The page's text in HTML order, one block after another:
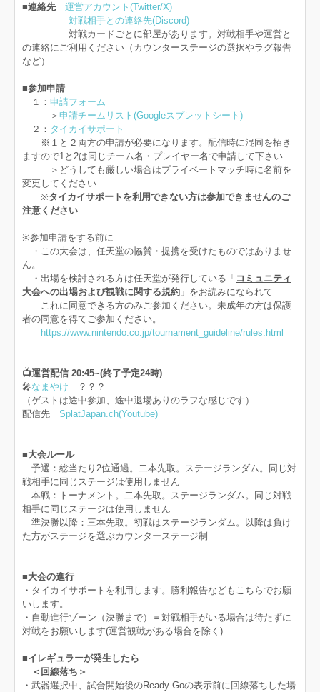
■連絡先 運営アカウント(Twitter/X)
対戦相手との連絡先(Discord)
対戦カードごとに部屋があります。対戦相手や運営と
の連絡にご利用ください（カウンターステージの選択やラグ報告
など）
■参加申請
１： 申請フォーム
＞ 申請チームリスト(Googleスプレットシート)
２： タイカイサポート
※１と２両方の申請が必要になります。配信時に混同を招き
ますので1と2は同じチーム名・プレイヤー名で申請して下さい
＞どうしても厳しい場合はプライベートマッチ時に名前を
変更してください
※タイカイサポートを利用できない方は参加できませんのご
注意ください
※参加申請をする前に
・この大会は、任天堂の協賛・提携を受けたものではありませ
ん。
・出場を検討される方は任天堂が発行している「 コミュニティ
大会への出場および観戦に関する規約 」をお読みになられて
これに同意できる方のみご参加ください。未成年の方は保護
者の同意を得てご参加ください。
https://www.nintendo.co.jp/tournament_guideline/rules.html
📺運営配信 20:45~(終了予定24時)
🎤なまやけ ？？？
（ゲストは途中参加、途中退場ありのラフな感じです）
配信先 SplatJapan.ch(Youtube)
■大会ルール
予選：総当たり2位通過。二本先取。ステージランダム。同じ対
戦相手に同じステージは使用しません
本戦：トーナメント。二本先取。ステージランダム。同じ対戦
相手に同じステージは使用しません
準決勝以降：三本先取。初戦はステージランダム。以降は負け
た方がステージを選ぶカウンターステージ制
■大会の進行
・タイカイサポートを利用します。勝利報告などもこちらでお願
いします。
・自動進行ゾーン（決勝まで）＝対戦相手がいる場合は待たずに
対戦をお願いします(運営観戦がある場合を除く)
■イレギュラーが発生したら
＜回線落ち＞
・武器選択中、試合開始後のReady Goの表示前に回線落ちした場